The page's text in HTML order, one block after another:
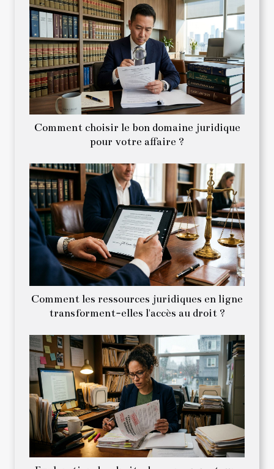
Comment choisir le bon domaine juridique
pour votre affaire ?
Comment les ressources juridiques en ligne
transforment-elles l'accès au droit ?